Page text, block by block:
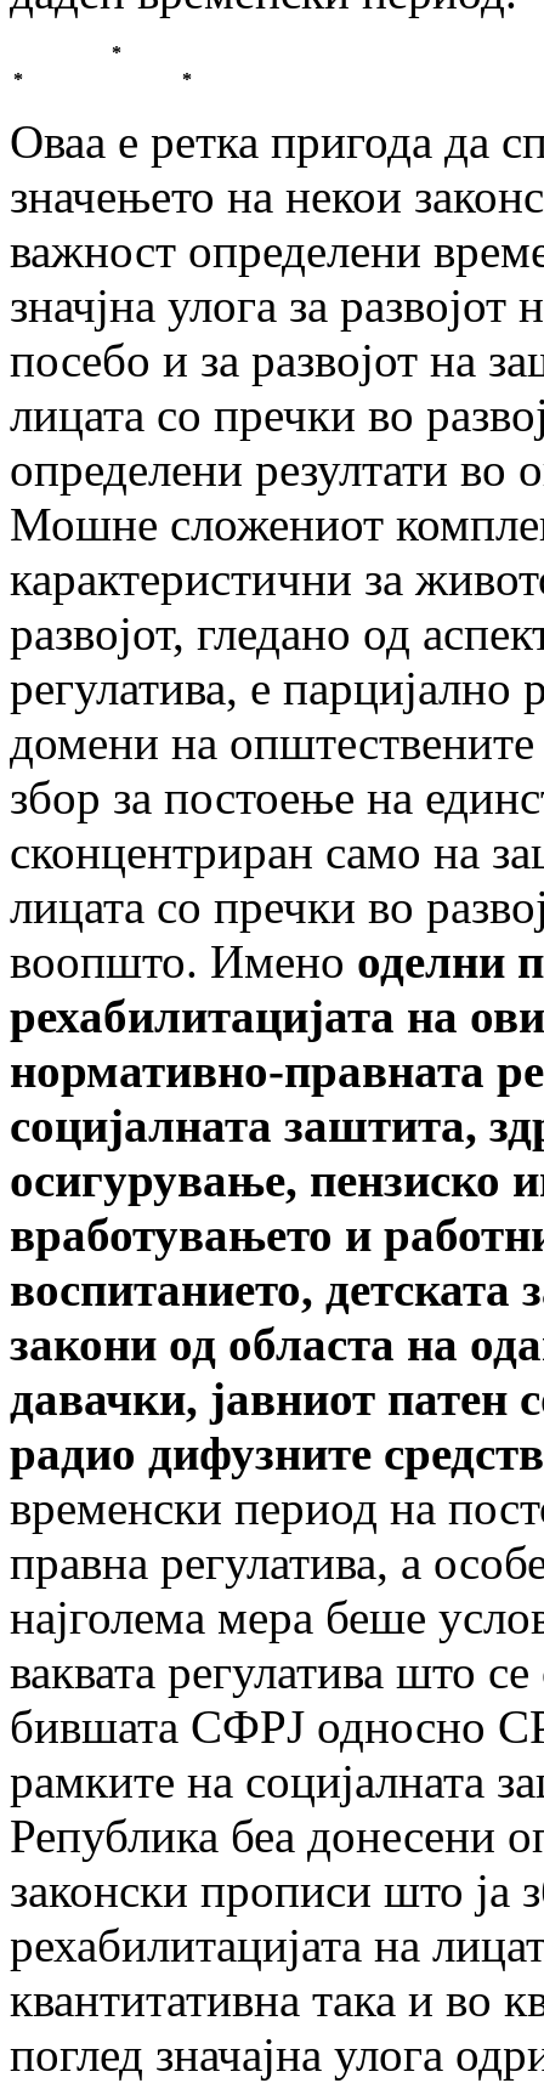
*
*
*
Оваа е ретка пригода да
значењето на некои
важност определени
значјна улога за
посебо и за развојот на
лицата со пречки во
определени резултати во
Мошне сложениот
карактеристични за
развојот, гледано од
регулатива, е парцијално
домени на
збор за постоење на
сконцентриран само на
лицата со пречки во
воопшто. Имено оделни
рехабилитацијата на
нормативно-правната
социјалната заштита,
осигурување, пензиско
вработувањето и
воспитанието,
закони од областа на
давачки, јавниот патен
радио дифузните
временски период на
правна регулатива, а
најголема мера беше
ваквата регулатива што
бившата СФРЈ односно
рамките на социјалната
Република беа донесени
законски прописи што ја
рехабилитацијата на
квантитативна така и во
поглед значајна улога